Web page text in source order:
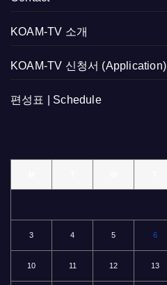
KOAM-TV 소개
KOAM-TV 신청서 (Application)
편성표 | Schedule
3 4 5 6
10 11 12 13